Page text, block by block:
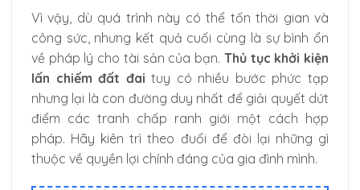
Vì vậy, dù quá trình này có thể tốn thời gian và
công sức, nhưng kết quả cuối cùng là sự bình ổn
về pháp lý cho tài sản của bạn. Thủ tục khởi kiện
lấn chiếm đất đai tuy có nhiều bước phức tạp
nhưng lại là con đường duy nhất để giải quyết dứt
điểm các tranh chấp ranh giới một cách hợp
pháp. Hãy kiên trì theo đuổi để đòi lại những gì
thuộc về quyền lợi chính đáng của gia đình mình.